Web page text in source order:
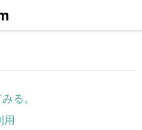
る。
用